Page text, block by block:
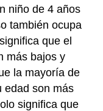
niño de 4 años
también ocupa
que el
más bajos y
la mayoría de
edad son más
significa que